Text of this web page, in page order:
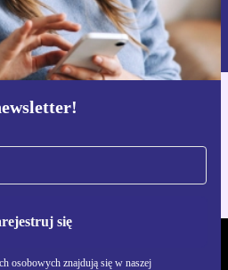
się
osobowych znajdują się w naszej
danych osobowych znajdują się w
aplikację refurbed
i Android